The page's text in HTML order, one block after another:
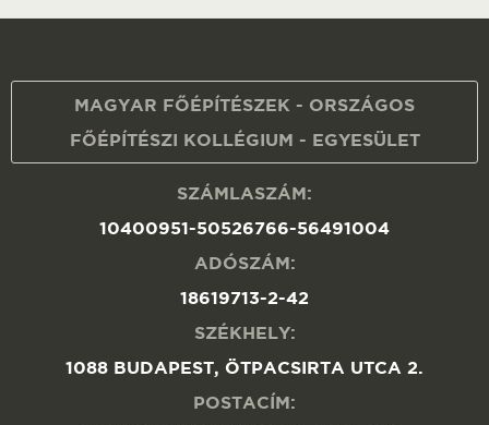
MAGYAR FŐÉPÍTÉSZEK - ORSZÁGOS
FŐÉPÍTÉSZI KOLLÉGIUM - EGYESÜLET
SZÁMLASZÁM:
10400951-50526766-56491004
ADÓSZÁM:
18619713-2-42
SZÉKHELY:
1088 BUDAPEST, ÖTPACSIRTA UTCA 2.
POSTACÍM: